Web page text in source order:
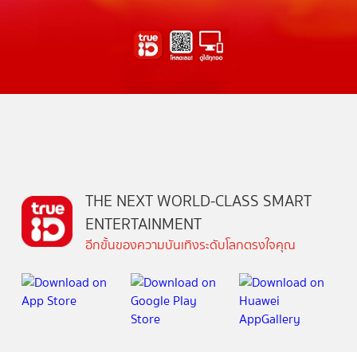
THE NEXT WORLD-CLASS SMART
ENTERTAINMENT
อีกขั้นของความบันเทิงระดับโลกตรงใจคุณ